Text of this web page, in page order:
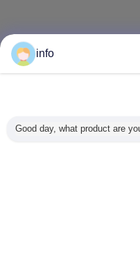
info
Good day, what product are